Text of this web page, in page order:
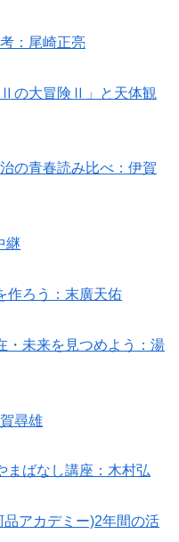
：尾崎正亮
の大冒険Ⅱ」と天体観
の青春読み比べ：伊賀
継
ろう：末廣天佑
未来を見つめよう：湯
尋雄
ばなし講座：木村弘
アカデミー)2年間の活